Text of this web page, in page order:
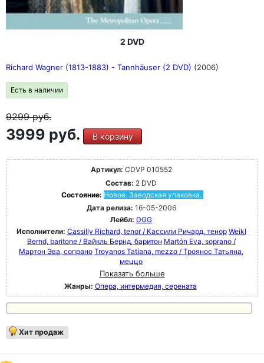
2 DVD
Richard Wagner (1813-1883) - Tannhäuser (2 DVD) (2006)
Есть в наличии
9299руб.
3999 руб. В корзину
Артикул: CDVP 010552
Состав: 2 DVD
Состояние: Новое. Заводская упаковка.
Дата релиза: 16-05-2006
Лейбл: DGG
Исполнители: Cassilly Richard, tenor / Кассили Ричард, тенор Weikl
Bernd, baritone / Вайкль Бернд, баритон Martón Eva, soprano /
Мартон Эва, сопрано Troyanos Tatiana, mezzo / Троянос Татьяна,
меццо
Показать больше
Жанры: Опера, интермедия, серената
Хит продаж